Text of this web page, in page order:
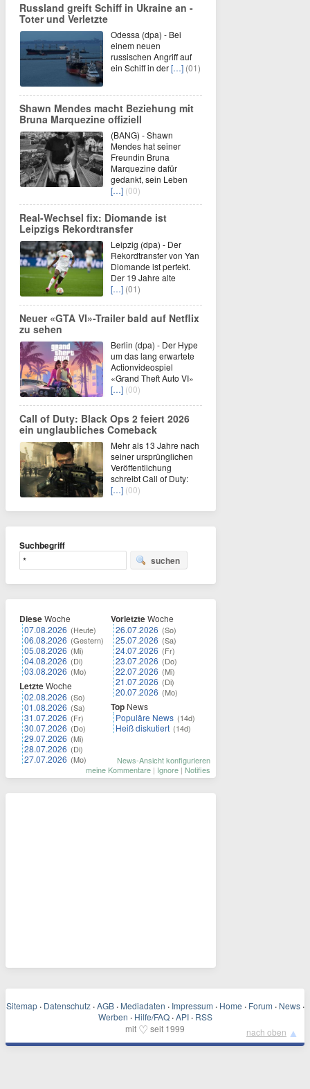
Russland greift Schiff in Ukraine an -
Toter und Verletzte
Odessa (dpa) - Bei
einem neuen
russischen Angriff auf
ein Schiff in der[…] (01)
Shawn Mendes macht Beziehung mit
Bruna Marquezine offiziell
(BANG) - Shawn
Mendes hat seiner
Freundin Bruna
Marquezine dafür
gedankt, sein Leben
[…] (00)
Real-Wechsel fix: Diomande ist
Leipzigs Rekordtransfer
Leipzig (dpa) - Der
Rekordtransfer von Yan
Diomande ist perfekt.
Der 19 Jahre alte
[…] (01)
Neuer «GTA VI»-Trailer bald auf Netflix
zu sehen
Berlin (dpa) - Der Hype
um das lang erwartete
Actionvideospiel
«Grand Theft Auto VI»
[…] (00)
Call of Duty: Black Ops 2 feiert 2026
ein unglaubliches Comeback
Mehr als 13 Jahre nach
seiner ursprünglichen
Veröffentlichung
schreibt Call of Duty:
[…] (00)
Suchbegriff
suchen
DieseWoche
07.08.2026 (Heute)
06.08.2026 (Gestern)
05.08.2026 (Mi)
04.08.2026 (Di)
03.08.2026 (Mo)
LetzteWoche
02.08.2026 (So)
01.08.2026 (Sa)
31.07.2026 (Fr)
30.07.2026 (Do)
29.07.2026 (Mi)
28.07.2026 (Di)
27.07.2026 (Mo)
VorletzteWoche
26.07.2026 (So)
25.07.2026 (Sa)
24.07.2026 (Fr)
23.07.2026 (Do)
22.07.2026 (Mi)
21.07.2026 (Di)
20.07.2026 (Mo)
Top News
Populäre News (14d)
Heiß diskutiert (14d)
News-Ansicht konfigurieren
meine Kommentare | Ignore | Notifies
Sitemap · Datenschutz · AGB · Mediadaten · Impressum · Home · Forum · News ·
Werben · Hilfe/FAQ · API · RSS
mit ♡ seit 1999 nach oben ▲